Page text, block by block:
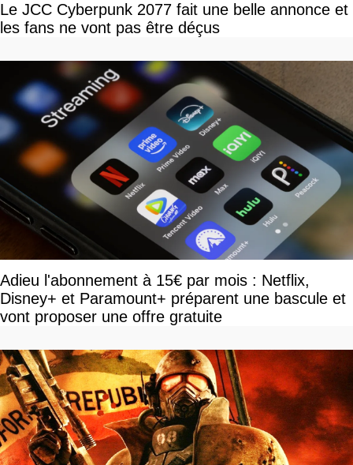
Le JCC Cyberpunk 2077 fait une belle annonce et
les fans ne vont pas être déçus
Adieu l'abonnement à 15€ par mois : Netflix,
Disney+ et Paramount+ préparent une bascule et
vont proposer une offre gratuite